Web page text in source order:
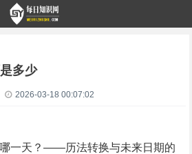
多少
2026-03-18 00:07:02
一天？——历法转换与未来日期的